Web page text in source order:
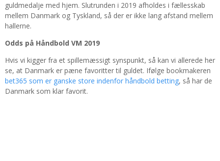
guldmedalje med hjem. Slutrunden i 2019 afholdes i fællesskab
mellem Danmark og Tyskland, så der er ikke lang afstand mellem
hallerne.
Odds på Håndbold VM 2019
Hvis vi kigger fra et spillemæssigt synspunkt, så kan vi allerede her
se, at Danmark er pæne favoritter til guldet. Ifølge bookmakeren
bet365 som er ganske store indenfor håndbold betting, så har de
Danmark som klar favorit.